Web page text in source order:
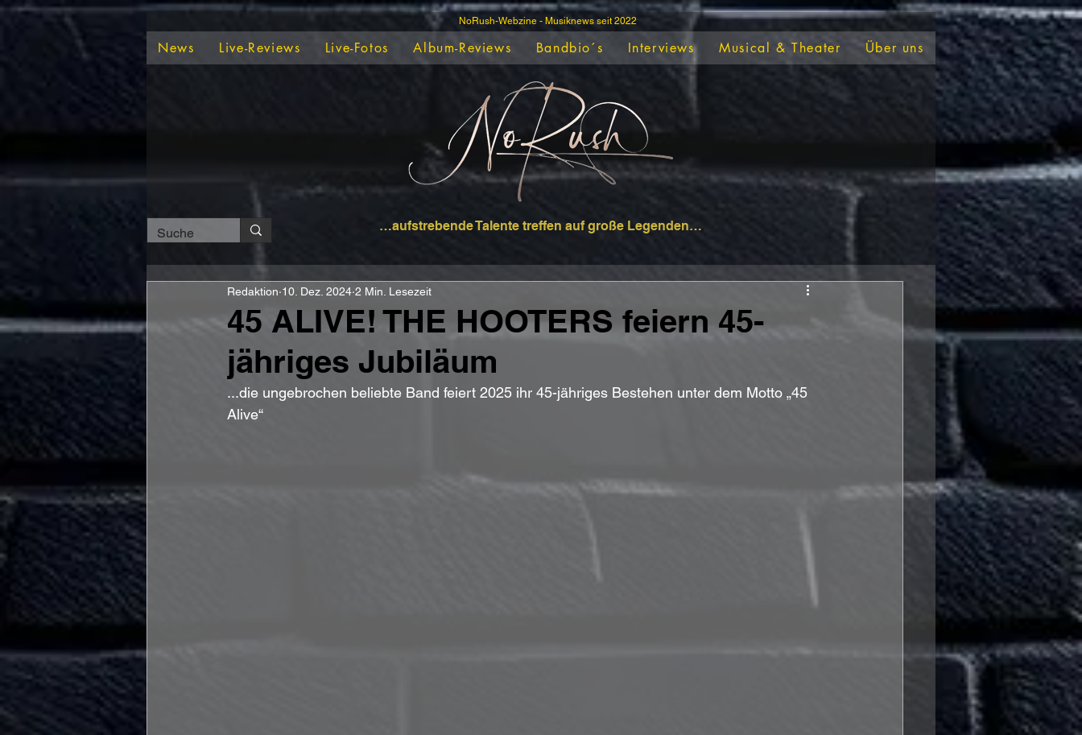
NoRush-Webzine - Musiknews seit 2022
News Live-Reviews Live-Fotos Album-Reviews Bandbio´s Interviews Musical & Theater Über uns
…aufstrebende Talente treffen auf große Legenden…
45 ALIVE! THE HOOTERS feiern 45-
jähriges Jubiläum
Redaktion 10. Dez. 2024 2 Min. Lesezeit
...die ungebrochen beliebte Band feiert 2025 ihr 45-jähriges Bestehen unter dem Motto „45
Alive“